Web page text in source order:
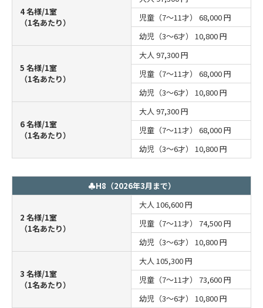
4 名様/1室
（1名あたり）
児童（7～11才） 68,000 円
幼児（3～6才） 10,800 円
5 名様/1室
（1名あたり）
大人 97,300 円
児童（7～11才） 68,000 円
幼児（3～6才） 10,800 円
6 名様/1室
（1名あたり）
大人 97,300 円
児童（7～11才） 68,000 円
幼児（3～6才） 10,800 円
♣H8（2026年3月まで）
2 名様/1室
（1名あたり）
大人 106,600 円
児童（7～11才） 74,500 円
幼児（3～6才） 10,800 円
3 名様/1室
（1名あたり）
大人 105,300 円
児童（7～11才） 73,600 円
幼児（3～6才） 10,800 円